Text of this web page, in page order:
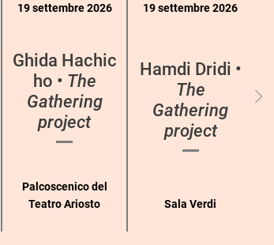
19 settembre 2026
Ghida Hachic
ho • The
Gathering
project
Palcoscenico del
Teatro Ariosto
19 settembre 2026
Hamdi Dridi •
The
Gathering
project
Sala Verdi